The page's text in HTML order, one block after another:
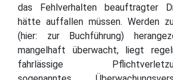
das Fehlverhalten beauftragter
hätte auffallen müssen. Werden
(hier: zur Buchführung)
mangelhaft überwacht, liegt
fahrlässige